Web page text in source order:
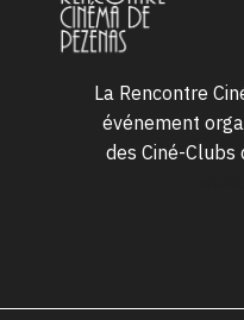
La Rencontre
événement
des Ciné-